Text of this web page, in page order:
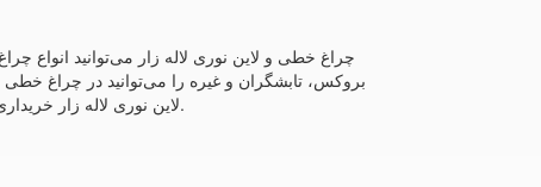
لاین نوری لاله زارو لاین نوری لاله زار را مشاهده می‌کنید.